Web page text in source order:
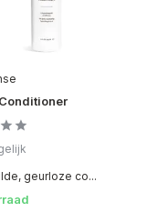
geurloze co...